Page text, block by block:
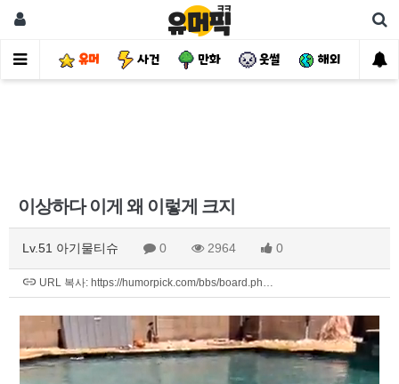
유머 사건 만화 웃썰 해외 핫
이상하다 이게 왜 이렇게 크지
Lv.51 아기물티슈 0 2964 0
URL 복사: https://humorpick.com/bbs/board.ph…